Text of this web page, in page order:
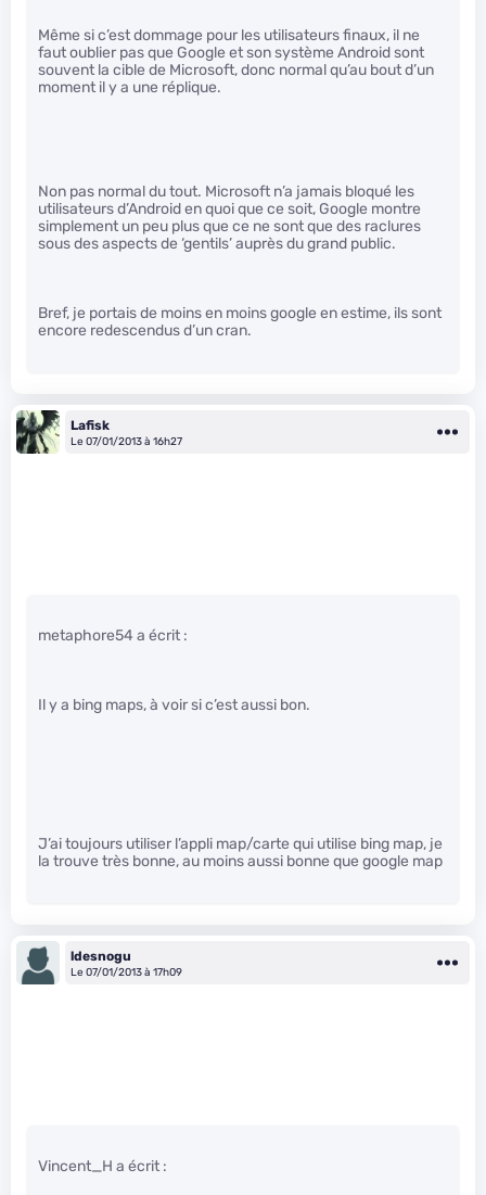
Même si c’est dommage pour les utilisateurs finaux, il ne
faut oublier pas que Google et son système Android sont
souvent la cible de Microsoft, donc normal qu’au bout d’un
moment il y a une réplique.
Non pas normal du tout. Microsoft n’a jamais bloqué les
utilisateurs d’Android en quoi que ce soit, Google montre
simplement un peu plus que ce ne sont que des raclures
sous des aspects de ‘gentils’ auprès du grand public.
Bref, je portais de moins en moins google en estime, ils sont
encore redescendus d’un cran.
Lafisk
Le 07/01/2013 à 16h27
metaphore54 a écrit :
Il y a bing maps, à voir si c’est aussi bon.
J’ai toujours utiliser l’appli map/carte qui utilise bing map, je
la trouve très bonne, au moins aussi bonne que google map
ldesnogu
Le 07/01/2013 à 17h09
Vincent_H a écrit :